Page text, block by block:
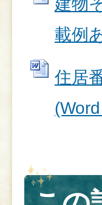
建物
載例
住居